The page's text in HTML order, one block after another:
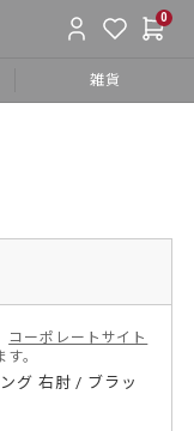
0
雑貨
コーポレートサイト
。
グ 右肘 / ブラッ